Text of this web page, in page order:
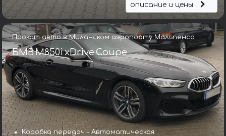
описание и цены
Прокат авто в Миланском аэропорту Мальпенса
БМВ M850i xDrive Coupe
Коробка передач – Автоматическая